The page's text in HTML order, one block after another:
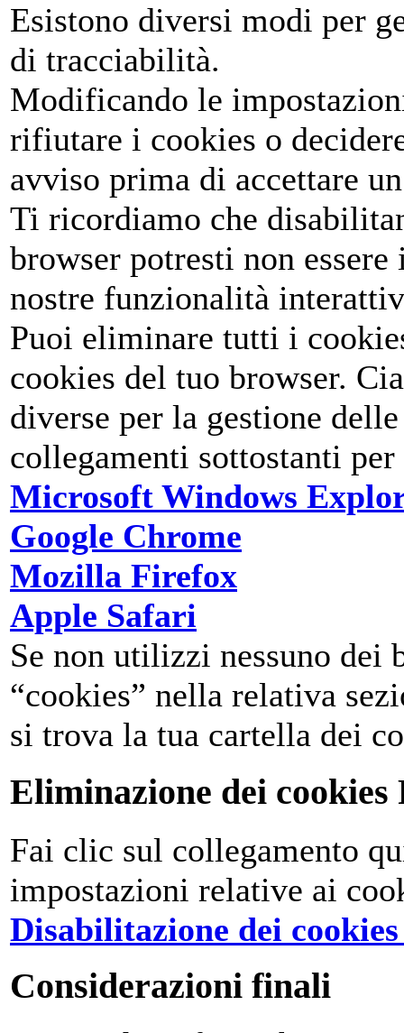
Esistono diversi modi per
di tracciabilità.
Modificando le
rifiutare i cookies o
avviso prima di accettare
Ti ricordiamo che
browser potresti non
nostre funzionalità
Puoi eliminare tutti i
cookies del tuo browser.
diverse per la gestione
collegamenti sottostanti
Microsoft Windows
Google Chrome
Mozilla Firefox
Apple Safari
Se non utilizzi nessuno dei
“cookies” nella relativa
si trova la tua cartella dei
Eliminazione dei cookies
Fai clic sul collegamento
impostazioni relative ai
Disabilitazione dei
Considerazioni finali